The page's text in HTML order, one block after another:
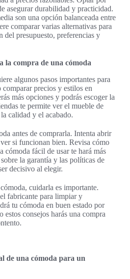
asegurar durabilidad y practicidad.
son una opción balanceada entre
comparar varias alternativas para
del presupuesto, preferencias y
la compra de una cómoda
algunos pasos importantes para
precios y estilos en
más opciones y podrás escoger la
te permite ver el mueble de
calidad y el acabado.
antes de comprarla. Intenta abrir
si funcionan bien. Revisa cómo
cómoda fácil de usar te hará más
la garantía y las políticas de
decisivo al elegir.
cuidarla es importante.
fabricante para limpiar y
tu cómoda en buen estado por
consejos harás una compra
de una cómoda para un